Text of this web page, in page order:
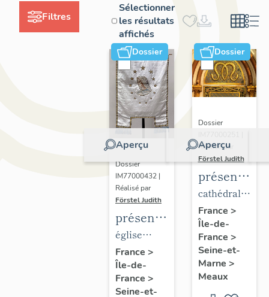
Filtres
Sélectionner
les résultats
affichés
Dossier
Aperçu
Dossier
IM77000432 |
Réalisé par
Förstel Judith
présentation
du
mobilier
de
l'église
église
paroissiale
Notre-
Dame du
France >
Île-de-
France >
Seine-et-
Dossier
Aperçu
Dossier
Réalisé par
Förstel Judith
du
mobilier
de la
cathédrale
de
Meaux
cathédrale
Saint-
Etienne
France >
Île-de-
France >
Seine-et-
Marne >
Meaux